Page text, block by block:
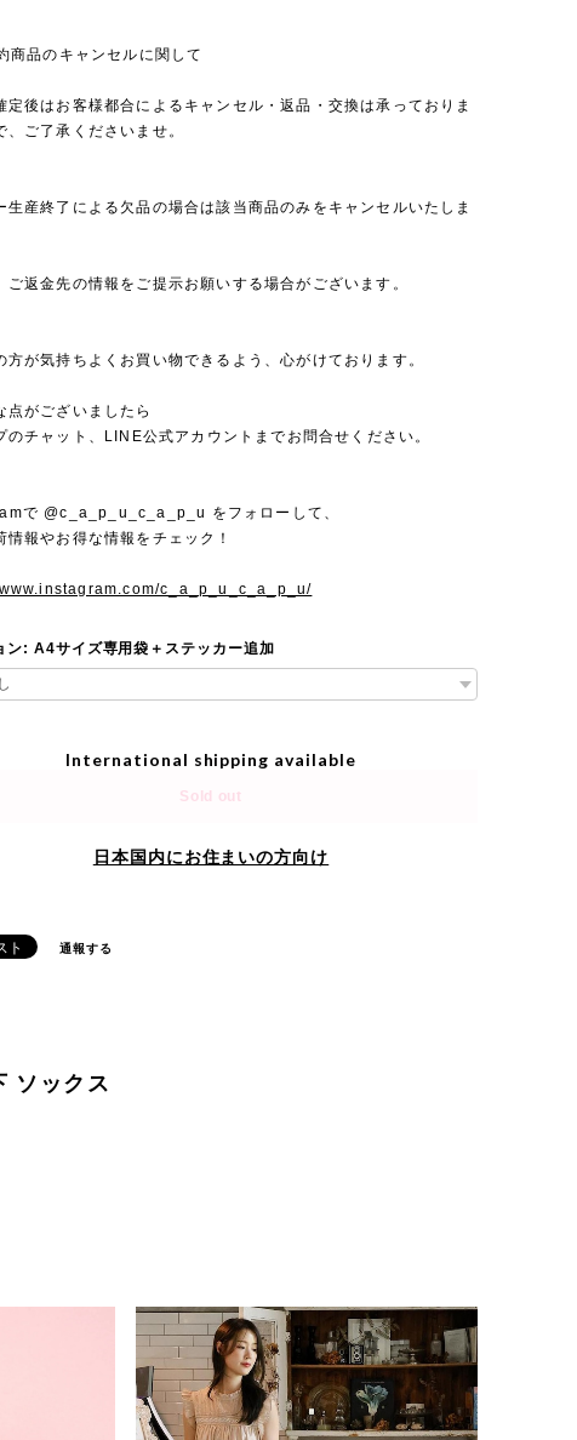
商品のキャンセルに関して
定後はお客様都合によるキャンセル・返品・交換は承っておりま
、ご了承くださいませ。
生産終了による欠品の場合は該当商品のみをキャンセルいたしま
ご返金先の情報をご提示お願いする場合がございます。
方が気持ちよくお買い物できるよう、心がけております。
点がございましたら
のチャット、LINE公式アカウントまでお問合せください。
で @c_a_p_u_c_a_p_u をフォローして、
情報やお得な情報をチェック！
c_a_p_u_c_a_p_u/
ン: A4サイズ専用袋＋ステッカー追加
International shipping available
Sold out
日本国内にお住まいの方向け
通報する
ソックス